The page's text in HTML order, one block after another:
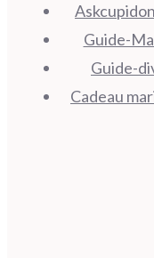
Askcupidon
Guide-
Guide-
Cadeau